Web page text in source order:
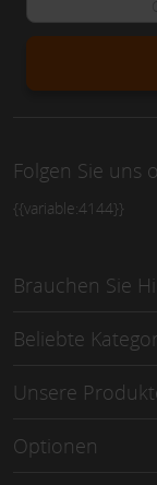
Folgen Sie uns
{{variable:4144}}
Brauchen Sie
Beliebte
Unsere
Optionen